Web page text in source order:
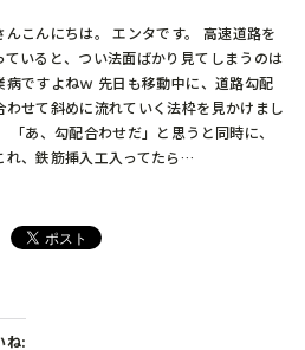
んこんにちは。 エンタです。 高速道路を
ていると、つい法面ばかり見てしまうのは
病ですよねｗ 先日も移動中に、道路勾配
わせて斜めに流れていく法枠を見かけまし
「あ、勾配合わせだ」と思うと同時に、
れ、鉄筋挿入工入ってたら…
ね: